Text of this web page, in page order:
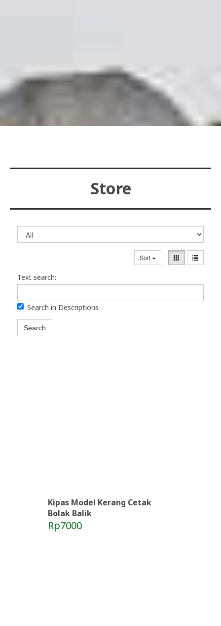
Store
Sort
Text search:
Search in Descriptions
Search
Kipas Model Kerang Cetak
Bolak Balik
Rp7000